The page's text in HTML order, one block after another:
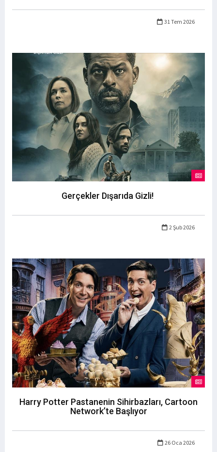
31 Tem 2026
Gerçekler Dışarıda Gizli!
2 Şub 2026
Harry Potter Pastanenin Sihirbazları, Cartoon
Network’te Başlıyor
26 Oca 2026